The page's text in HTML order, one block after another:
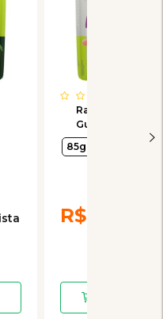
Ração Úmida
Guabi Natural
Grain Free
Frango, Salmão
85g
R$